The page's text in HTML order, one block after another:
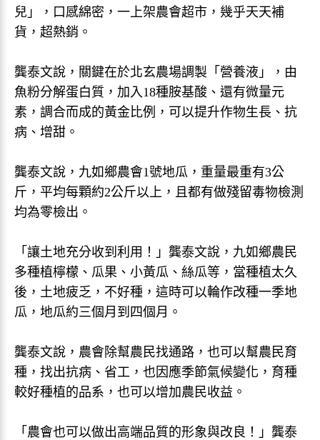
兒」，口感綿密，一上架農會超市，幾乎天天補
貨，超熱銷。
龔泰文說，關鍵在於北玄農場調製「營養液」，由
魚粉分解蛋白質，加入18種胺基酸、還有微量元
素，調合而成的黃金比例，可以提升作物生長、抗
病、增甜。
龔泰文說，九如鄉農會1號地瓜，重量最重有3公
斤，平均每顆約2公斤以上，且都有做殘留毒物檢測
均為零檢出。
「讓土地充分收到利用！」龔泰文說，九如鄉農民
多種植檸檬、瓜果、小黃瓜、絲瓜等，當種植太久
後，土地疲乏，不好種，這時可以輪作改種一季地
瓜，地瓜約三個月到四個月。
龔泰文說，農會除幫農民找通路，也可以幫農民育
種，找出抗病、省工，也因應季節氣候變化，育種
較好種植的品系，也可以增加農民收益。
「農會也可以做出高端品質的形象與改良！」龔泰